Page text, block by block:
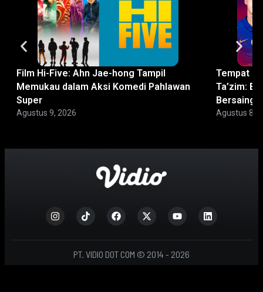
Film Hi-Five: Ahn Jae-hong Tampil
Memukau dalam Aksi Komedi Pahlawan
Super
Agustus 9, 2026
Tempat
Ta’zim:
Bersaing
Agustus 8,
PT. VIDIO DOT COM © 2014 - 2026